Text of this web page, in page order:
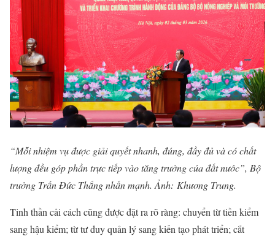
“Mỗi nhiệm vụ được giải quyết nhanh, đúng, đầy đủ và có chất
lượng đều góp phần trực tiếp vào tăng trưởng của đất nước”, Bộ
trưởng Trần Đức Thắng nhấn mạnh. Ảnh: Khương Trung.
Tinh thần cải cách cũng được đặt ra rõ ràng: chuyển từ tiền kiểm
sang hậu kiểm; từ tư duy quản lý sang kiến tạo phát triển; cắt